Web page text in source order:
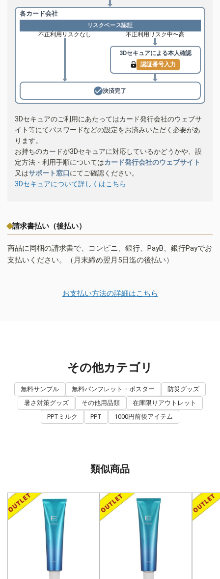
各カード会社
リスクベース認証
不正利用リスクなし 不正利用リスク中〜高
3Dセキュアによる本人確認
認証番号入力
決済完了
3Dセキュアのご利用にあたってはカード発行会社のウェブサ
イト等にてパスワードなどの設定をお済みいただく必要があ
ります。
お持ちのカードが3Dセキュアに対応しているかどうかや、設
定方法・利用手順についてはカード発行会社のウェブサイト
又はサポート窓口にてご確認ください。
3Dセキュアについて詳しくはこちら
請求書払い（後払い）
商品に同梱の請求書で、コンビニ、銀行、PayB、銀行Payでお
支払いください。（月末締め翌月5日迄の後払い）
お支払い方法の詳細はこちら
その他カテゴリ
無料サンプル 無料パンフレット・ポスター
防災グッズ
暑さ対策グッズ
その他用品類
在庫限りアウトレット
PPTミルク
PPT 1000円前後アイテム
類似商品